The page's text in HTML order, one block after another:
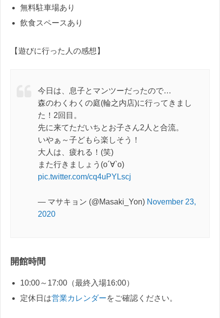
無料駐車場あり
飲食スペースあり
【遊びに行った人の感想】
今日は、息子とマンツーだったので…
森のわくわくの庭(輪之内店)に行ってきまし
た！2回目。
先に来てただいちとお子さん2人と合流。
いやぁ～子どもら楽しそう！
大人は、疲れる！(笑)
また行きましょう(о´∀`о)
pic.twitter.com/cq4uPYLscj
— マサキョン (@Masaki_Yon) November 23,
2020
開館時間
10:00～17:00（最終入場16:00）
定休日は営業カレンダーをご確認ください。